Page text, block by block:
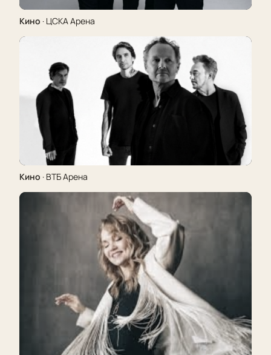
Кино · ЦСКА Арена
Кино · ВТБ Арена